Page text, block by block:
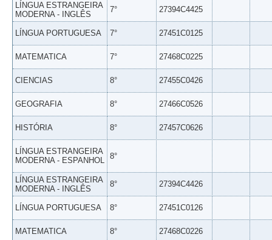
LÍNGUA ESTRANGEIRA
MODERNA - INGLÊS
7° 27394C4425
LÍNGUA PORTUGUESA 7° 27451C0125
MATEMATICA 7° 27468C0225
CIENCIAS 8° 27455C0426
GEOGRAFIA 8° 27466C0526
HISTÓRIA 8° 27457C0626
LÍNGUA ESTRANGEIRA
MODERNA - ESPANHOL 8°
LÍNGUA ESTRANGEIRA
MODERNA - INGLÊS
8° 27394C4426
LÍNGUA PORTUGUESA 8° 27451C0126
MATEMATICA 8° 27468C0226